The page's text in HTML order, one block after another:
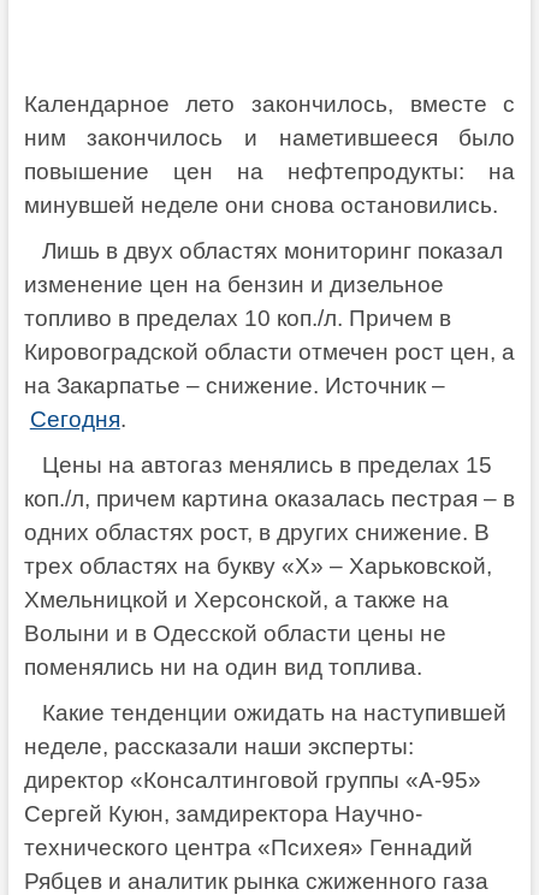
Календарное лето закончилось, вместе с
ним закончилось и наметившееся было
повышение цен на нефтепродукты: на
минувшей неделе они снова остановились.
Лишь в двух областях мониторинг показал
изменение цен на бензин и дизельное
топливо в пределах 10 коп./л. Причем в
Кировоградской области отмечен рост цен, а
на Закарпатье – снижение. Источник –
Сегодня.
Цены на автогаз менялись в пределах 15
коп./л, причем картина оказалась пестрая – в
одних областях рост, в других снижение. В
трех областях на букву «Х» – Харьковской,
Хмельницкой и Херсонской, а также на
Волыни и в Одесской области цены не
поменялись ни на один вид топлива.
Какие тенденции ожидать на наступившей
неделе, рассказали наши эксперты:
директор «Консалтинговой группы «А-95»
Сергей Куюн, замдиректора Научно-
технического центра «Психея» Геннадий
Рябцев и аналитик рынка сжиженного газа